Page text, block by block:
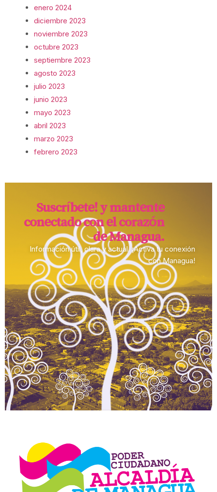
enero 2024
diciembre 2023
noviembre 2023
octubre 2023
septiembre 2023
agosto 2023
julio 2023
junio 2023
mayo 2023
abril 2023
marzo 2023
febrero 2023
Suscríbete! y mantente
conectado con el corazón
de Managua.​
Información útil, clara y actual. ¡Activa tu conexión
con Managua!